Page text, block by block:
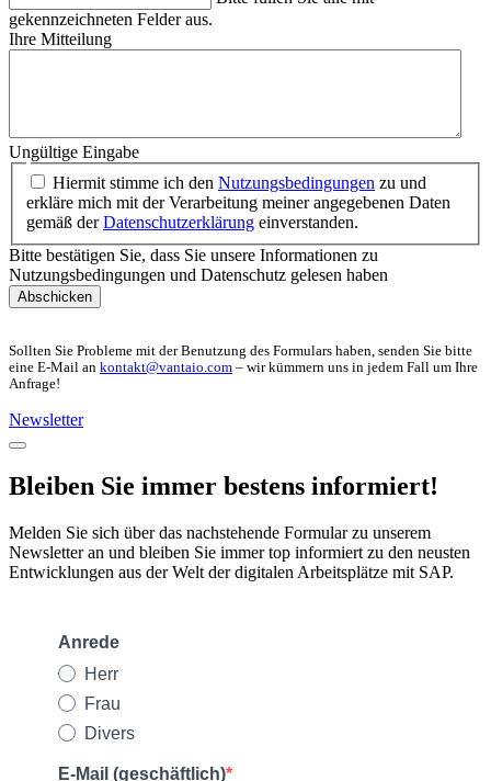
gekennzeichneten Felder aus.
Ihre Mitteilung
Ungültige Eingabe
Hiermit stimme ich den Nutzungsbedingungen zu und
erkläre mich mit der Verarbeitung meiner angegebenen Daten
gemäß derDatenschutzerklärung einverstanden.
Bitte bestätigen Sie, dass Sie unsere Informationen zu
Nutzungsbedingungen und Datenschutz gelesen haben
Abschicken
Sollten Sie Probleme mit der Benutzung des Formulars haben, senden Sie bitte
eine E-Mail an kontakt@vantaio.com – wir kümmern uns in jedem Fall um Ihre
Anfrage!
Newsletter
Bleiben Sie immer bestens informiert!
Melden Sie sich über das nachstehende Formular zu unserem
Newsletter an und bleiben Sie immer top informiert zu den neusten
Entwicklungen aus der Welt der digitalen Arbeitsplätze mit SAP.